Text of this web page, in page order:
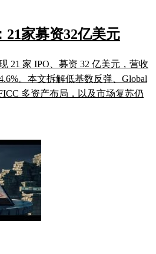
21家募资32亿美元
21 家 IPO、募资 32 亿美元，营收
。本文拆解低基数反弹、Global
多资产布局，以及市场复苏仍